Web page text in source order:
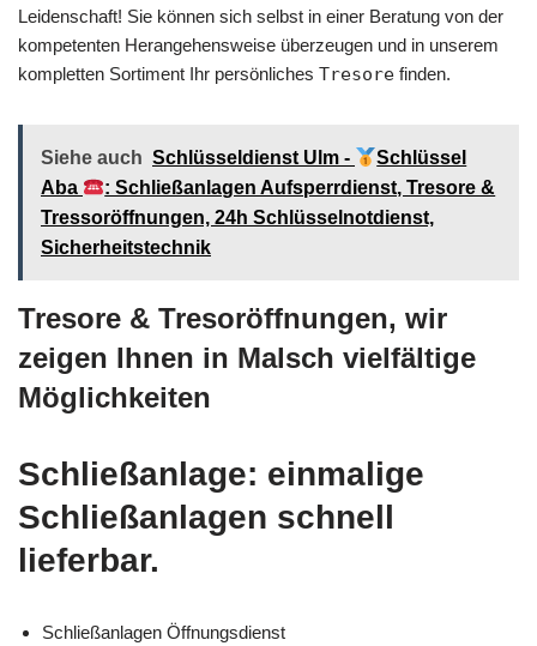
Leidenschaft! Sie können sich selbst in einer Beratung von der
kompetenten Herangehensweise überzeugen und in unserem
kompletten Sortiment Ihr persönliches Tresore finden.
Siehe auch Schlüsseldienst Ulm -
Schlüssel
Aba
: Schließanlagen Aufsperrdienst, Tresore &
Tressoröffnungen, 24h Schlüsselnotdienst,
Sicherheitstechnik
Tresore & Tresoröffnungen, wir
zeigen Ihnen in Malsch vielfältige
Möglichkeiten
Schließanlage: einmalige
Schließanlagen schnell
lieferbar.
Schließanlagen Öffnungsdienst